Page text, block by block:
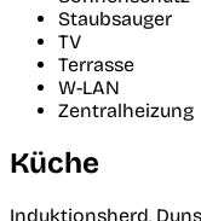
Staubsauger
TV
Terrasse
W-LAN
Zentralheizung
Küche
Induktionsherd,